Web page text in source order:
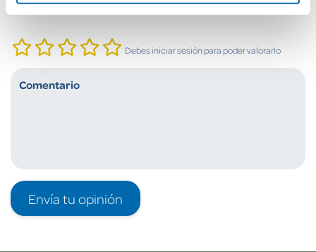
Debes iniciar sesión para poder valorarlo
Envía tu opinión